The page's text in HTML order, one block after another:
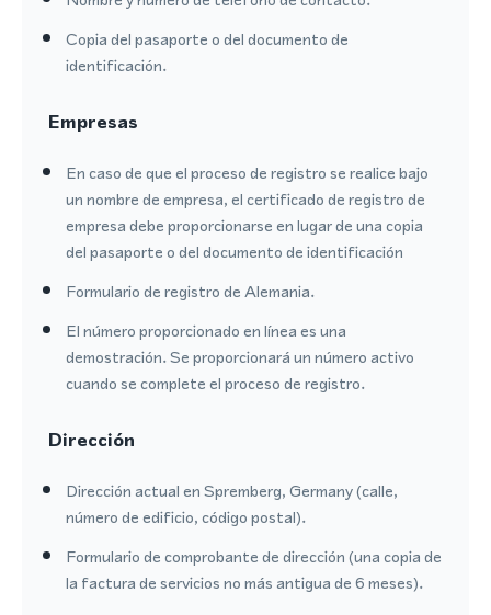
Copia del pasaporte o del documento de
identificación.
Empresas
En caso de que el proceso de registro se realice bajo
un nombre de empresa, el certificado de registro de
empresa debe proporcionarse en lugar de una copia
del pasaporte o del documento de identificación
Formulario de registro de Alemania.
El número proporcionado en línea es una
demostración. Se proporcionará un número activo
cuando se complete el proceso de registro.
Dirección
Dirección actual en Spremberg, Germany (calle,
número de edificio, código postal).
Formulario de comprobante de dirección (una copia de
la factura de servicios no más antigua de 6 meses).